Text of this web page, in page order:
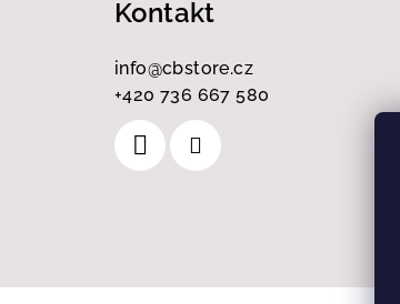
Kontakt
info@cbstore.cz
+420 736 667 580